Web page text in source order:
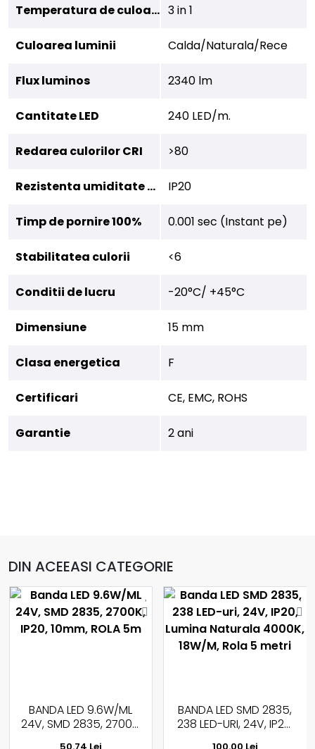
Temperatura de culoare 3 in 1
Culoarea luminii Calda/Naturala/Rece
Flux luminos 2340 lm
Cantitate LED 240 LED/m.
Redarea culorilor CRI >80
Rezistenta umiditate (IP) IP20
Timp de pornire 100% 0.001 sec (Instant pe)
Stabilitatea culorii <6
Conditii de lucru -20°C/ +45°C
Dimensiune 15 mm
Clasa energetica F
Certificari CE, EMC, ROHS
Garantie 2 ani
DIN ACEEASI CATEGORIE
BANDA LED 9.6W/ML
24V, SMD 2835, 2700K,
BANDA LED SMD 2835,
238 LED-URI, 24V, IP20,